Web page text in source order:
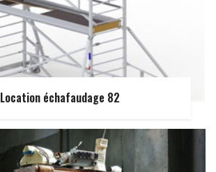
Location échafaudage 82